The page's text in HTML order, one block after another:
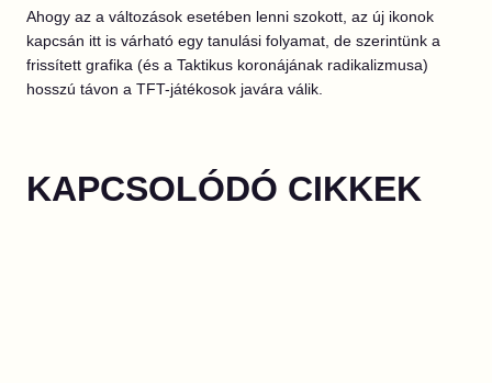
Ahogy az a változások esetében lenni szokott, az új ikonok
kapcsán itt is várható egy tanulási folyamat, de szerintünk a
frissített grafika (és a Taktikus koronájának radikalizmusa)
hosszú távon a TFT-játékosok javára válik.
KAPCSOLÓDÓ CIKKEK